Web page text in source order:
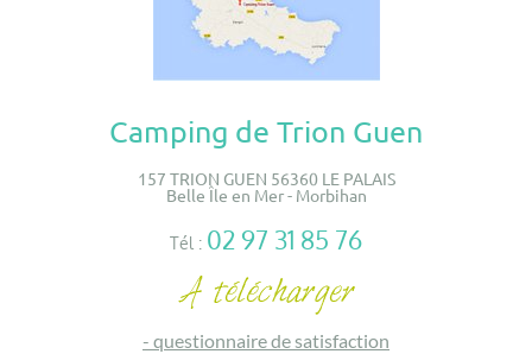
Camping de Trion Guen
157 TRION GUEN 56360 LE PALAIS
Belle Île en Mer - Morbihan
Tél : 02 97 31 85 76
- questionnaire de satisfaction